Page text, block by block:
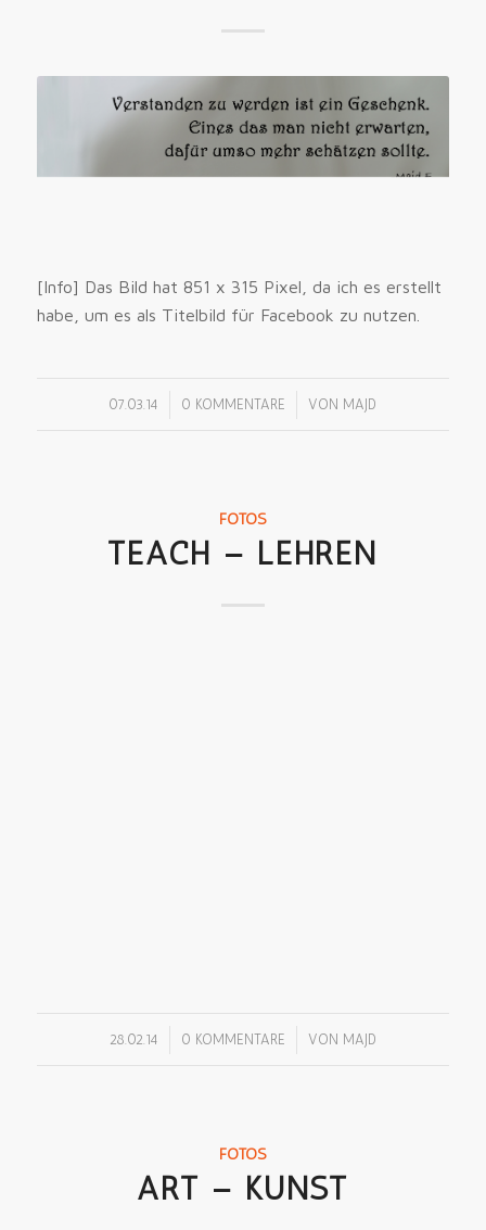
[Info] Das Bild hat 851 x 315 Pixel, da ich es erstellt
habe, um es als Titelbild für Facebook zu nutzen.
07.03.14 0 KOMMENTARE
/ VON MAJD
FOTOS
TEACH – LEHREN
28.02.14 0 KOMMENTARE
/ VON MAJD
FOTOS
ART – KUNST